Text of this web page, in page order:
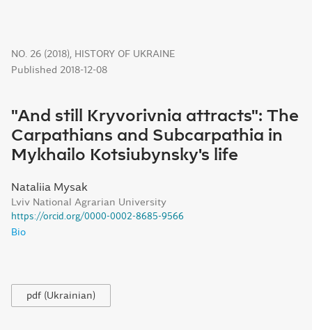
NO. 26 (2018) HISTORY OF UKRAINE
"And still Kryvorivnia attracts": The
Carpathians and Subcarpathia in
Mykhailo Kotsiubynsky's life
Published 2018-12-08
Nataliia Mysak
Lviv National Agrarian University
https://orcid.org/0000-0002-8685-9566
Bio
pdf (Ukrainian)